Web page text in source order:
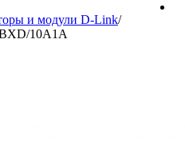
и модули D-Link/
10A1A